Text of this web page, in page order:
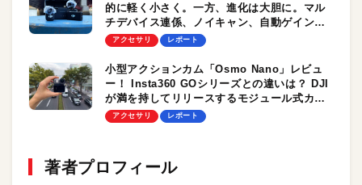
的に軽く小さく。一方、進化は大胆に。マル
チデバイス連係、ノイキャン、自動ゲイン調
整ほか。プロの現場でも活躍必至の
Bluetoothマイク誕生！
アクセサリ レポート
小型アクションカム「Osmo Nano」レビュ
ー！ Insta360 GOシリーズとの違いは？ DJI
が満を持してリリースするモジュール式カメ
ラをチェック
アクセサリ レポート
著者プロフィール